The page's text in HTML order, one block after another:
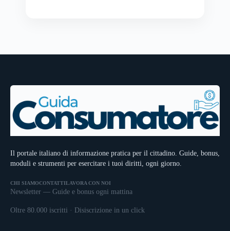
Il portale italiano di informazione pratica per il cittadino. Guide, bonus,
moduli e strumenti per esercitare i tuoi diritti, ogni giorno.
CHI SIAMOCONTATTILAVORA CON NOI
Newsletter — Guide e bonus ogni mattina
Oltre 80.000 iscritti · Disiscrizione in un click